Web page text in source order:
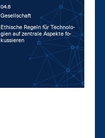
04.6
Ge­sell­schaft
Ethi­sche Re­geln für Tech­no­lo­
gi­en auf zen­tra­le As­pek­te fo­
kus­sie­ren